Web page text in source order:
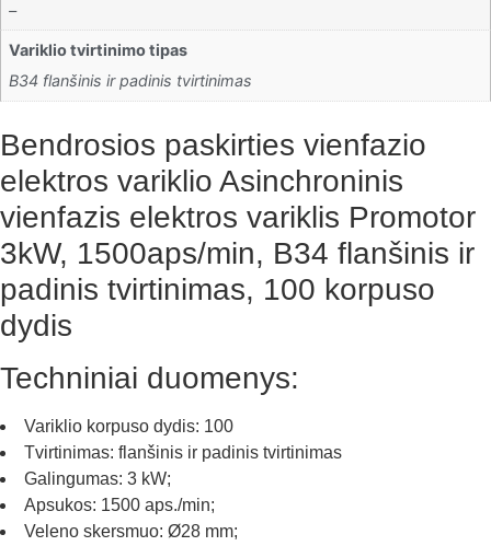
–
Variklio tvirtinimo tipas
B34 flanšinis ir padinis tvirtinimas
Bendrosios paskirties vienfazio
elektros variklio Asinchroninis
vienfazis elektros variklis Promotor
3kW, 1500aps/min, B34 flanšinis ir
padinis tvirtinimas, 100 korpuso
dydis
Techniniai duomenys:
Variklio korpuso dydis: 100
Tvirtinimas: flanšinis ir padinis tvirtinimas
Galingumas: 3 kW;
Apsukos: 1500 aps./min;
Veleno skersmuo: Ø28 mm;